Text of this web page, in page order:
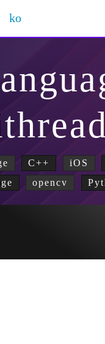
ko
C++ iOS
opencv